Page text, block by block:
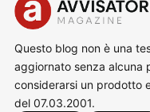
Questo blog non è una
aggiornato senza alcuna
considerarsi un prodotto
del 07.03.2001.